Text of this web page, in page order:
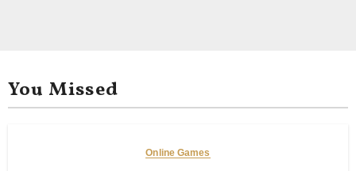
You Missed
Online Games